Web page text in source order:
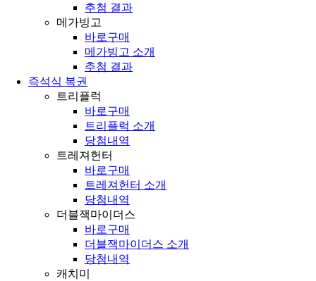
추첨 결과
메가빙고
바로구매
메가빙고 소개
추첨 결과
즉석식 복권
트리플럭
바로구매
트리플럭 소개
당첨내역
트레져헌터
바로구매
트레져헌터 소개
당첨내역
더블잭마이더스
바로구매
더블잭마이더스 소개
당첨내역
캐치미